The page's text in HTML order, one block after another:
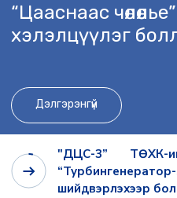
“Цааснаас чөлөөлье”
хэлэлцүүлэг
Дэлгэрэнгүй
"ДЦС-3” ТӨХК-
шийдвэрлэхээр